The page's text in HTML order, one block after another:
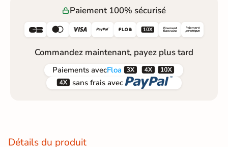
Paiement 100% sécurisé
     
Commandez maintenant, payez plus tard
Paiements avecFloa  
 sans frais avec 
Détails du produit